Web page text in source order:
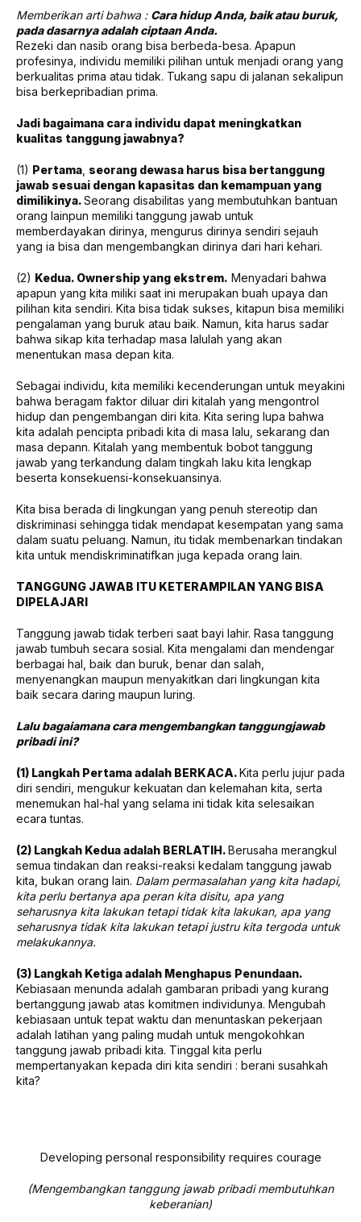
Memberikan arti bahwa : Cara hidup Anda, baik atau buruk,
pada dasarnya adalah ciptaan Anda.
Rezeki dan nasib orang bisa berbeda-besa. Apapun
profesinya, individu memiliki pilihan untuk menjadi orang yang
berkualitas prima atau tidak. Tukang sapu di jalanan sekalipun
bisa berkepribadian prima.
Jadi bagaimana cara individu dapat meningkatkan
kualitas tanggung jawabnya?
(1) Pertama seorang dewasa harus bisa bertanggung
jawab sesuai dengan kapasitas dan kemampuan yang
dimilikinya.Seorang disabilitas yang membutuhkan bantuan
orang lainpun memiliki tanggung jawab untuk
memberdayakan dirinya, mengurus dirinya sendiri sejauh
yang ia bisa dan mengembangkan dirinya dari hari kehari.
(2) Kedua. Ownership yang ekstrem. Menyadari bahwa
apapun yang kita miliki saat ini merupakan buah upaya dan
pilihan kita sendiri. Kita bisa tidak sukses, kitapun bisa memiliki
pengalaman yang buruk atau baik. Namun, kita harus sadar
bahwa sikap kita terhadap masa lalulah yang akan
menentukan masa depan kita.
Sebagai individu, kita memiliki kecenderungan untuk meyakini
bahwa beragam faktor diluar diri kitalah yang mengontrol
hidup dan pengembangan diri kita. Kita sering lupa bahwa
kita adalah pencipta pribadi kita di masa lalu, sekarang dan
masa depann. Kitalah yang membentuk bobot tanggung
jawab yang terkandung dalam tingkah laku kita lengkap
beserta konsekuensi-konsekuansinya.
Kita bisa berada di lingkungan yang penuh stereotip dan
diskriminasi sehingga tidak mendapat kesempatan yang sama
dalam suatu peluang. Namun, itu tidak membenarkan tindakan
kita untuk mendiskriminatifkan juga kepada orang lain.
TANGGUNG JAWAB ITU KETERAMPILAN YANG BISA
DIPELAJARI
Tanggung jawab tidak terberi saat bayi lahir. Rasa tanggung
jawab tumbuh secara sosial. Kita mengalami dan mendengar
berbagai hal, baik dan buruk, benar dan salah,
menyenangkan maupun menyakitkan dari lingkungan kita
baik secara daring maupun luring.
Lalu bagaiamana cara mengembangkan tanggungjawab
pribadi ini?
(1) Langkah Pertama adalah BERKACA.Kita perlu jujur pada
diri sendiri, mengukur kekuatan dan kelemahan kita, serta
menemukan hal-hal yang selama ini tidak kita selesaikan
ecara tuntas.
(2) Langkah Kedua adalah BERLATIH.Berusaha merangkul
semua tindakan dan reaksi-reaksi kedalam tanggung jawab
kita, bukan orang lain. Dalam permasalahan yang kita hadapi,
kita perlu bertanya apa peran kita disitu, apa yang
seharusnya kita lakukan tetapi tidak kita lakukan, apa yang
seharusnya tidak kita lakukan tetapi justru kita tergoda untuk
melakukannya.
(3) Langkah Ketiga adalah Menghapus Penundaan.
Kebiasaan menunda adalah gambaran pribadi yang kurang
bertanggung jawab atas komitmen individunya. Mengubah
kebiasaan untuk tepat waktu dan menuntaskan pekerjaan
adalah latihan yang paling mudah untuk mengokohkan
tanggung jawab pribadi kita. Tinggal kita perlu
mempertanyakan kepada diri kita sendiri : berani susahkah
kita?
Developing personal responsibility requires courage
(Mengembangkan tanggung jawab pribadi membutuhkan
keberanian)